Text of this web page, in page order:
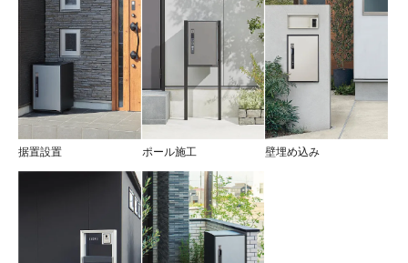
据置設置 ポール施工 壁埋め込み